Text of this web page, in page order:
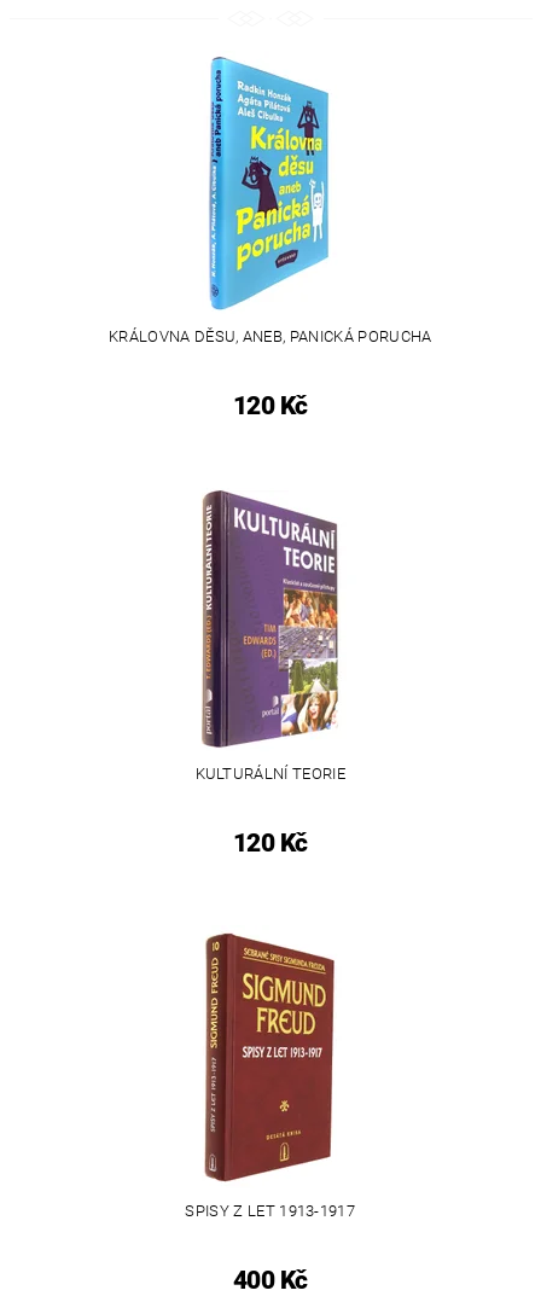
KRÁLOVNA DĚSU, ANEB, PANICKÁ PORUCHA
120 Kč
KULTURÁLNÍ TEORIE
120 Kč
SPISY Z LET 1913-1917
400 Kč